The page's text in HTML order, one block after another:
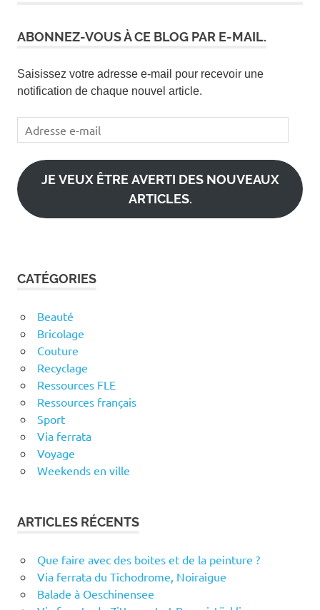
ABONNEZ-VOUS À CE BLOG PAR E-MAIL.
Saisissez votre adresse e-mail pour recevoir une
notification de chaque nouvel article.
Adresse
e-
mail
JE VEUX ÊTRE AVERTI DES NOUVEAUX
ARTICLES.
CATÉGORIES
Beauté
Bricolage
Couture
Recyclage
Ressources FLE
Ressources français
Sport
Via ferrata
Voyage
Weekends en ville
ARTICLES RÉCENTS
Que faire avec des boites et de la peinture ?
Via ferrata du Tichodrome, Noiraigue
Balade à Oeschinensee